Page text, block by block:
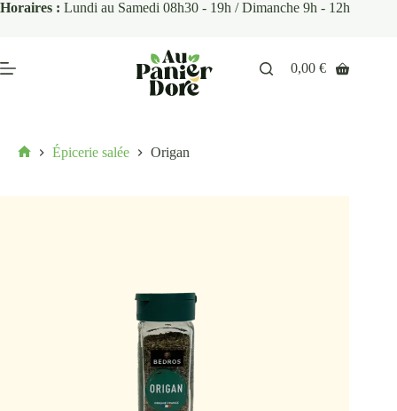
Horaires : Lundi au Samedi 08h30 - 19h / Dimanche 9h - 12h
0,00€
Épicerie salée Origan